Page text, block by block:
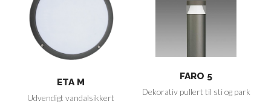
ETA M
Udvendigt vandalsikkert
FARO 5
Dekorativ pullert til sti og park